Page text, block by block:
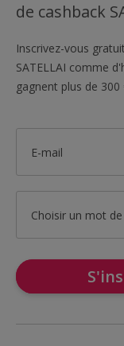
de cashback
Inscrivez-vous
SATELLAI comme
gagnent plus de
E-mail
Choisir un mot